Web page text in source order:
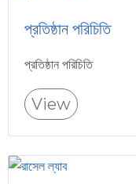
প্রতিষ্ঠান পরিচিতি
প্রতিষ্ঠান পরিচিতি
View